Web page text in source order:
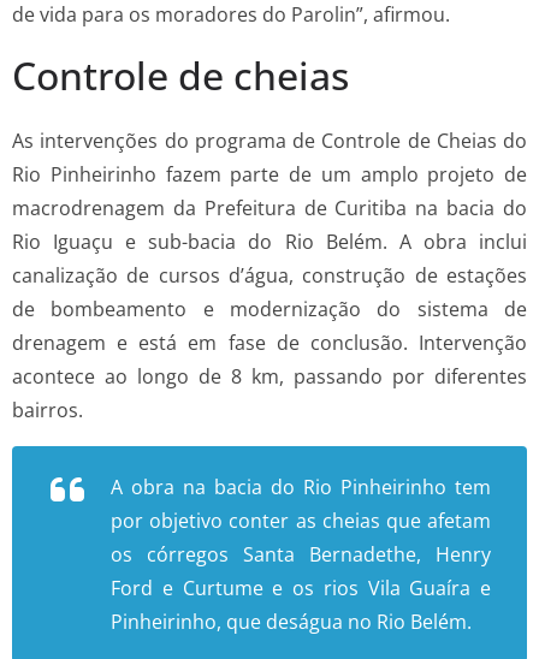
de vida para os moradores do Parolin”, afirmou.
Controle de cheias
As intervenções do programa de Controle de Cheias do
Rio Pinheirinho fazem parte de um amplo projeto de
macrodrenagem da Prefeitura de Curitiba na bacia do
Rio Iguaçu e sub-bacia do Rio Belém. A obra inclui
canalização de cursos d’água, construção de estações
de bombeamento e modernização do sistema de
drenagem e está em fase de conclusão. Intervenção
acontece ao longo de 8 km, passando por diferentes
bairros.
A obra na bacia do Rio Pinheirinho tem
por objetivo conter as cheias que afetam
os córregos Santa Bernadethe, Henry
Ford e Curtume e os rios Vila Guaíra e
Pinheirinho, que deságua no Rio Belém.